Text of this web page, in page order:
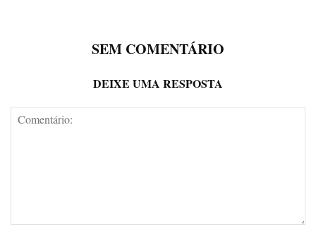
SEM COMENTÁRIO
DEIXE UMA RESPOSTA